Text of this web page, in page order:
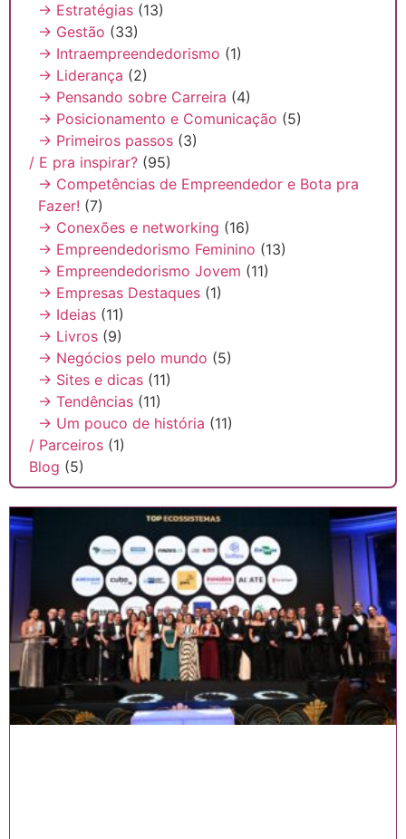
→ Estratégias (13)
→ Gestão (33)
→ Intraempreendedorismo (1)
→ Liderança (2)
→ Pensando sobre Carreira (4)
→ Posicionamento e Comunicação (5)
→ Primeiros passos (3)
/ E pra inspirar? (95)
→ Competências de Empreendedor e Bota pra
Fazer! (7)
→ Conexões e networking (16)
→ Empreendedorismo Feminino (13)
→ Empreendedorismo Jovem (11)
→ Empresas Destaques (1)
→ Ideias (11)
→ Livros (9)
→ Negócios pelo mundo (5)
→ Sites e dicas (11)
→ Tendências (11)
→ Um pouco de história (11)
/ Parceiros (1)
Blog (5)